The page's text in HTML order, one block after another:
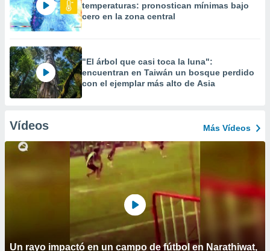
temperaturas: pronostican mínimas bajo
cero en la zona central
"El árbol que casi toca la luna":
encuentran en Taiwán un bosque perdido
con el ejemplar más alto de Asia
Vídeos Más Vídeos
Un rayo impactó en un campo de fútbol en Narathiwat,